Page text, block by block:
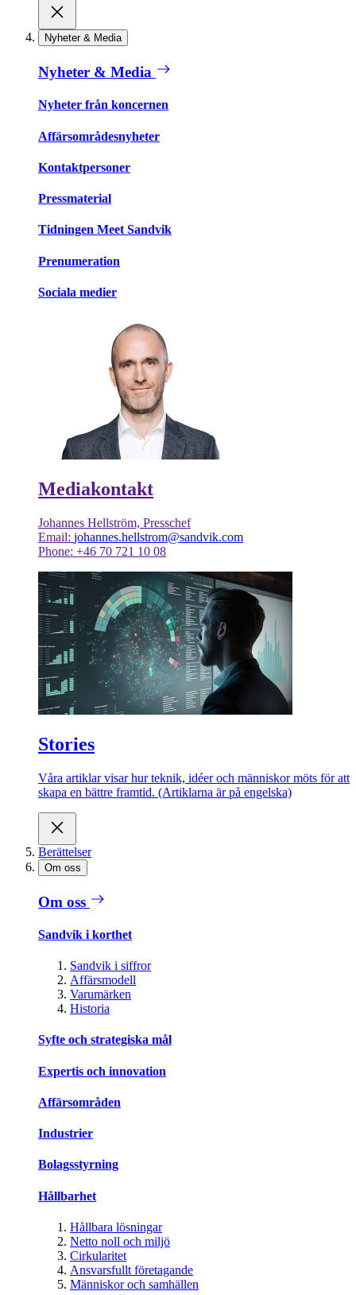
Nyheter & Media
Nyheter & Media
Nyheter från koncernen
Affärsområdesnyheter
Kontaktpersoner
Pressmaterial
Tidningen Meet Sandvik
Prenumeration
Sociala medier
Mediakontakt
Johannes Hellström, Presschef
Email: johannes.hellstrom@sandvik.com
Phone: +46 70 721 10 08
Stories
Våra artiklar visar hur teknik, idéer och människor möts för att
skapa en bättre framtid. (Artiklarna är på engelska)
Berättelser
Om oss
Om oss
Sandvik i korthet
Sandvik i siffror
Affärsmodell
Varumärken
Historia
Syfte och strategiska mål
Expertis och innovation
Affärsområden
Industrier
Bolagsstyrning
Hållbarhet
Hållbara lösningar
Netto noll och miljö
Cirkularitet
Ansvarsfullt företagande
Människor och samhällen